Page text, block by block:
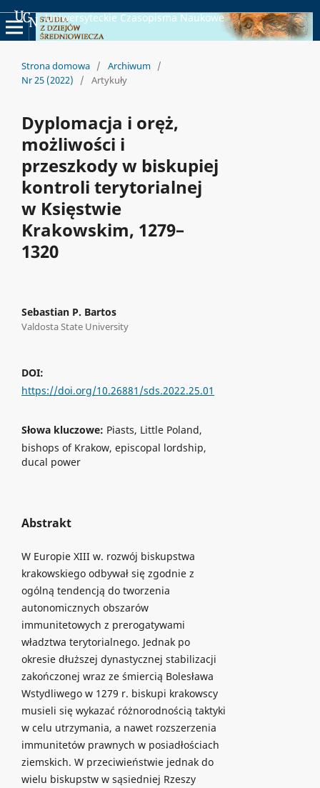
Uniwersyteckie Czasopisma Naukowe
Strona domowa / Archiwum /
Nr 25 (2022)
/ Artykuły
Dyplomacja i oręż,
możliwości i
przeszkody w biskupiej
kontroli terytorialnej
w Księstwie
Krakowskim, 1279–
1320
Sebastian P. Bartos
Valdosta State University
DOI:
https://doi.org/10.26881/sds.2022.25.01
Słowa kluczowe: Piasts, Little Poland,
bishops of Krakow, episcopal lordship,
ducal power
Abstrakt
W Europie XIII w. rozwój biskupstwa
krakowskiego odbywał się zgodnie z
ogólną tendencją do tworzenia
autonomicznych obszarów
immunitetowych z prerogatywami
władztwa terytorialnego. Jednak po
okresie dłuższej dynastycznej stabilizacji
zakończonej wraz ze śmiercią Bolesława
Wstydliwego w 1279 r. biskupi krakowscy
musieli się wykazać różnorodnością taktyki
w celu utrzymania, a nawet rozszerzenia
immunitetów prawnych w posiadłościach
ziemskich. W przeciwieństwie jednak do
wielu biskupstw w sąsiedniej Rzeszy